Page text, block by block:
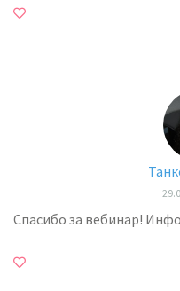
Спасибо за вебинар!